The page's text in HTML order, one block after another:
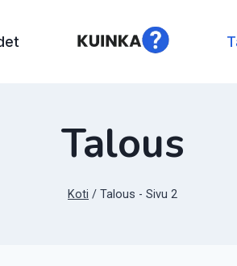
Talous
Koti / Talous - Sivu 2